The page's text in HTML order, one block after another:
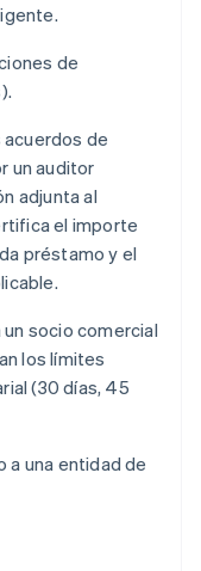
de
acuerdos de
un auditor
adjunta al
el importe
préstamo y el
socio comercial
los límites
(30 días, 45
a una entidad de